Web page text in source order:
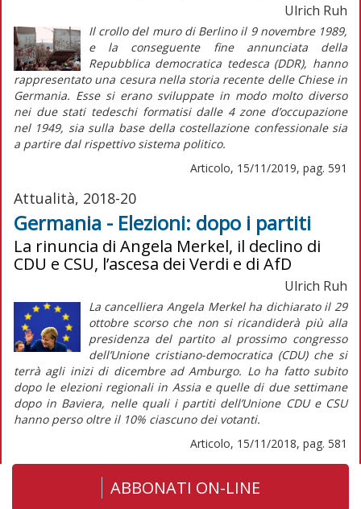
Ulrich Ruh
Il crollo del muro di Berlino il 9 novembre 1989,
e la conseguente fine annunciata della
Repubblica democratica tedesca (DDR), hanno
rappresentato una cesura nella storia recente delle Chiese in
Germania. Esse si erano sviluppate in modo molto diverso
nei due stati tedeschi formatisi dalle 4 zone d’occupazione
nel 1949, sia sulla base della costellazione confessionale sia
a partire dal rispettivo sistema politico.
Articolo, 15/11/2019, pag. 591
Attualità, 2018-20
Germania - Elezioni: dopo i partiti
La rinuncia di Angela Merkel, il declino di
CDU e CSU, l’ascesa dei Verdi e di AfD
Ulrich Ruh
La cancelliera Angela Merkel ha dichiarato il 29
ottobre scorso che non si ricandiderà più alla
presidenza del partito al prossimo congresso
dell’Unione cristiano-democratica (CDU) che si
terrà agli inizi di dicembre ad Amburgo. Lo ha fatto subito
dopo le elezioni regionali in Assia e quelle di due settimane
dopo in Baviera, nelle quali i partiti dell’Unione CDU e CSU
hanno perso oltre il 10% ciascuno dei votanti.
Articolo, 15/11/2018, pag. 581
ABBONATI ON-LINE